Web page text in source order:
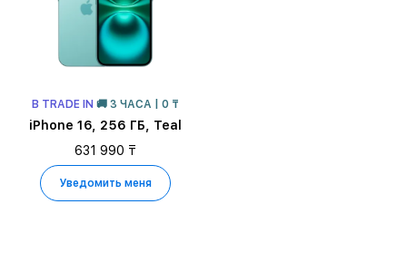
В TRADE IN 🚚 3 ЧАСА | 0 ₸
iPhone 16, 256 ГБ, Teal
631 990 ₸
Уведомить меня